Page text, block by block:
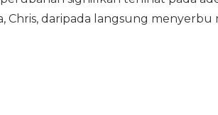
Chris, daripada langsung menyerbu